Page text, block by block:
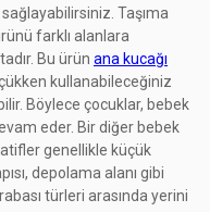
Taşıma
farklı alanlara
Bu ürün ana kucağı
kullanabileceğiniz
Böylece çocuklar, bebek
eder. Bir diğer bebek
genellikle küçük
depolama alanı gibi
türleri arasında yerini